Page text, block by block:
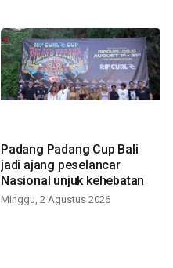
Padang Padang Cup Bali
jadi ajang peselancar
Nasional unjuk kehebatan
Minggu, 2 Agustus 2026